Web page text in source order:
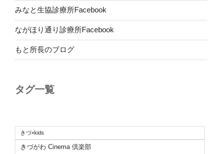
みなと生協診療所Facebook
ながほり通り診療所Facebook
もと所長のブログ
タグ一覧
きづ×kids
きづがわ Cinema 倶楽部